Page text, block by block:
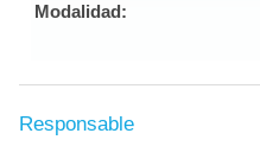
Modalidad:
Responsable